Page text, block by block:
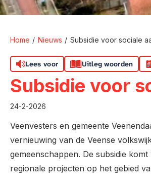
Home Nieuws Subsidie voor sociale
Lees voor Uitleg woorden
Subsidie voor
24-2-2026
Veenvesters en gemeente
vernieuwing van de Veense
gemeenschappen. De subsidie komt
regionale projecten op het gebied